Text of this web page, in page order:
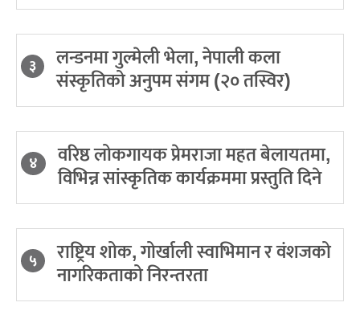
३ लन्डनमा गुल्मेली भेला, नेपाली कला
संस्कृतिको अनुपम संगम (२० तस्विर)
४ वरिष्ठ लोकगायक प्रेमराजा महत बेलायतमा,
विभिन्न सांस्कृतिक कार्यक्रममा प्रस्तुति दिने
५ राष्ट्रिय शोक, गोर्खाली स्वाभिमान र वंशजको
नागरिकताको निरन्तरता